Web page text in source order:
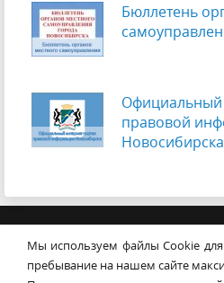
Бюллетень
Официальный
правовой
Новосибирска
© Совет депутатов города
НовосибирскаКонтакты
Мы используем файлы Cookie
пребывание на нашем сайте